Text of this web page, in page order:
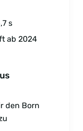
s
ab 2024
den Born